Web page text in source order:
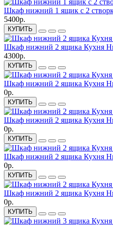
Шкаф нижний 1 ящик с 2
5400р.
КУПИТЬ
Шкаф нижний 2 ящика Кухня
4300р.
КУПИТЬ
Шкаф нижний 2 ящика Кухня
0р.
КУПИТЬ
Шкаф нижний 2 ящика Кухня
0р.
КУПИТЬ
Шкаф нижний 2 ящика Кухня
0р.
КУПИТЬ
Шкаф нижний 2 ящика Кухня
0р.
КУПИТЬ